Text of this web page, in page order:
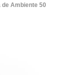
Ambiente 50